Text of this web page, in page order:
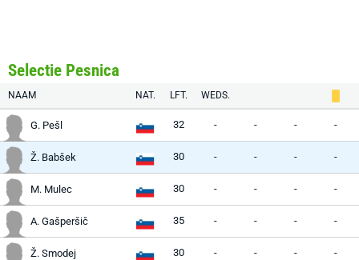
Selectie Pesnica
NAAM NAT. LFT. WEDS.
G. Pešl 32 - - - -
Ž. Babšek 30 - - - -
M. Mulec 30 - - - -
A. Gašperšič 35 - - - -
Ž. Smodej 30 - - - -